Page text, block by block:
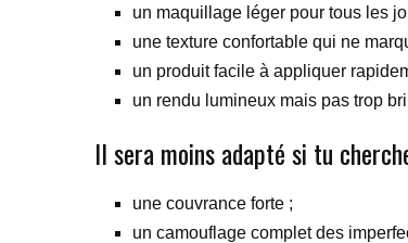
un maquillage léger pour tous les
une texture confortable qui ne
un produit facile à appliquer
un rendu lumineux mais pas trop
Il sera moins adapté si tu
une couvrance forte ;
un camouflage complet des